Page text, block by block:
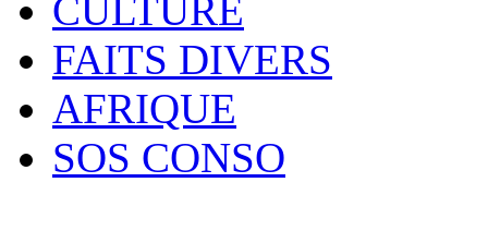
CULTURE
FAITS DIVERS
AFRIQUE
SOS CONSO